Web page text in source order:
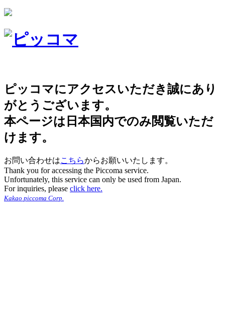
ピッコマにアクセスいただき誠にあり
がとうございます。
本ページは日本国内でのみ閲覧いただ
けます。
お問い合わせはこちらからお願いいたします。
Thank you for accessing the Piccoma service.
Unfortunately, this service can only be used from Japan.
For inquiries, please click here.
Kakao piccoma Corp.